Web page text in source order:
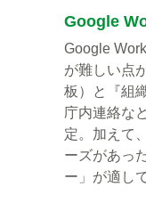
Google
Google
が難しい点
板）と『組
庁内連絡な
定。加えて
ーズがあっ
ー」が適し